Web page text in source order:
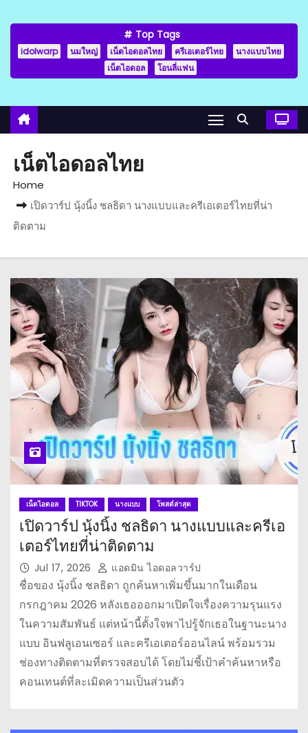
Top Tags
idolwarp นมใหญ่ เน็ตไอดอลไทย ครีเอเตอร์ไทย
นางแบบไทย
เน็ตไอดอล
โอนลี่แฟน
เน็ตไอดอลไทย
Home
เปิดวาร์ป นุ้งนิ้ง ชลธิดา นางแบบและครีเอเตอร์ไทยที่น่า
ติดตาม
เน็ตไอดอล TIKTOK นางแบบ โพสต์ล่าสุด
เปิดวาร์ป นุ้งนิ้ง ชลธิดา นางแบบและครีเอ
เตอร์ไทยที่น่าติดตาม
Jul 17, 2026 แอดมิน ไอดอลวาร์ป
ชื่อของ นุ้งนิ้ง ชลธิดา ถูกค้นหาเพิ่มขึ้นมากในเดือน
กรกฎาคม 2026 หลังเธอออกมาเปิดใจเรื่องความรุนแรง
ในความสัมพันธ์ แต่หน้านี้ตั้งใจพาไปรู้จักเธอในฐานะนาง
แบบ อินฟลูเอนเซอร์ และครีเอเตอร์ออนไลน์ พร้อมรวม
ช่องทางติดตามที่ตรวจสอบได้ โดยไม่ชี้เป้าคำค้นหาหรือ
คอนเทนต์ที่ละเมิดความเป็นส่วนตัว